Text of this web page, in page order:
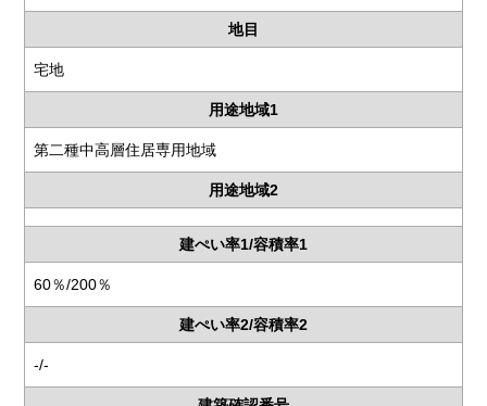
地目
宅地
用途地域1
第二種中高層住居専用地域
用途地域2
建ぺい率1/容積率1
60％/200％
建ぺい率2/容積率2
-/-